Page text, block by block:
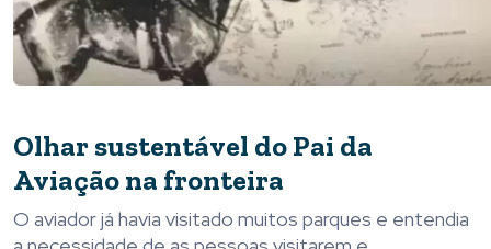
Olhar sustentável do Pai da
Aviação na fronteira
O aviador já havia visitado muitos parques e entendia